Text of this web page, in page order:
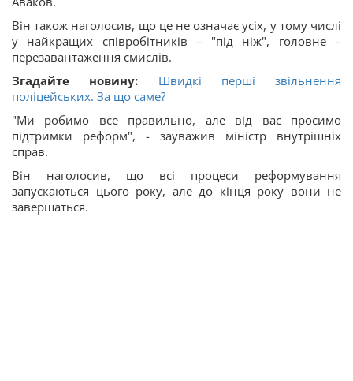
Він також наголосив, що це не означає усіх, у тому числі
у найкращих співробітників – "під ніж", головне –
перезавантаження смислів.
Згадайте новину: Швидкі перші звільнення
поліцейських. За що саме?
"Ми робимо все правильно, але від вас просимо
підтримки реформ", - зауважив міністр внутрішніх
справ.
Він наголосив, що всі процеси реформування
запускаються цього року, але до кінця року вони не
завершаться.